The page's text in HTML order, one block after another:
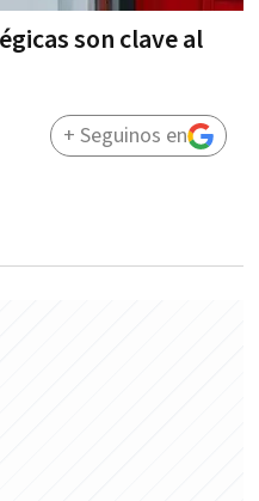
son clave al
+ Seguinos en